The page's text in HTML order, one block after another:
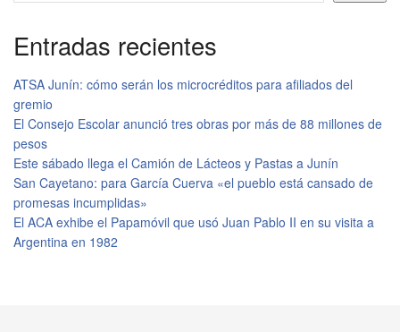
Entradas recientes
ATSA Junín: cómo serán los microcréditos para afiliados del
gremio
El Consejo Escolar anunció tres obras por más de 88 millones de
pesos
Este sábado llega el Camión de Lácteos y Pastas a Junín
San Cayetano: para García Cuerva «el pueblo está cansado de
promesas incumplidas»
El ACA exhibe el Papamóvil que usó Juan Pablo II en su visita a
Argentina en 1982